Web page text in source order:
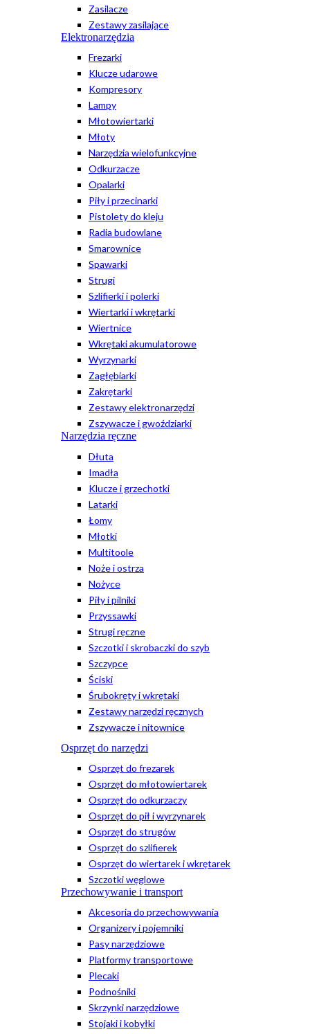
Zasilacze
Zestawy zasilające
Elektronarzędzia
Frezarki
Klucze udarowe
Kompresory
Lampy
Młotowiertarki
Młoty
Narzędzia wielofunkcyjne
Odkurzacze
Opalarki
Piły i przecinarki
Pistolety do kleju
Radia budowlane
Smarownice
Spawarki
Strugi
Szlifierki i polerki
Wiertarki i wkrętarki
Wiertnice
Wkrętaki akumulatorowe
Wyrzynarki
Zagłębiarki
Zakrętarki
Zestawy elektronarzędzi
Zszywacze i gwoździarki
Narzędzia ręczne
Dłuta
Imadła
Klucze i grzechotki
Latarki
Łomy
Młotki
Multitoole
Noże i ostrza
Nożyce
Piły i pilniki
Przyssawki
Strugi ręczne
Szczotki i skrobaczki do szyb
Szczypce
Ściski
Śrubokręty i wkrętaki
Zestawy narzędzi ręcznych
Zszywacze i nitownice
Osprzęt do narzędzi
Osprzęt do frezarek
Osprzęt do młotowiertarek
Osprzęt do odkurzaczy
Osprzęt do pił i wyrzynarek
Osprzęt do strugów
Osprzęt do szlifierek
Osprzęt do wiertarek i wkrętarek
Szczotki węglowe
Przechowywanie i transport
Akcesoria do przechowywania
Organizery i pojemniki
Pasy narzędziowe
Platformy transportowe
Plecaki
Podnośniki
Skrzynki narzędziowe
Stojaki i kobyłki